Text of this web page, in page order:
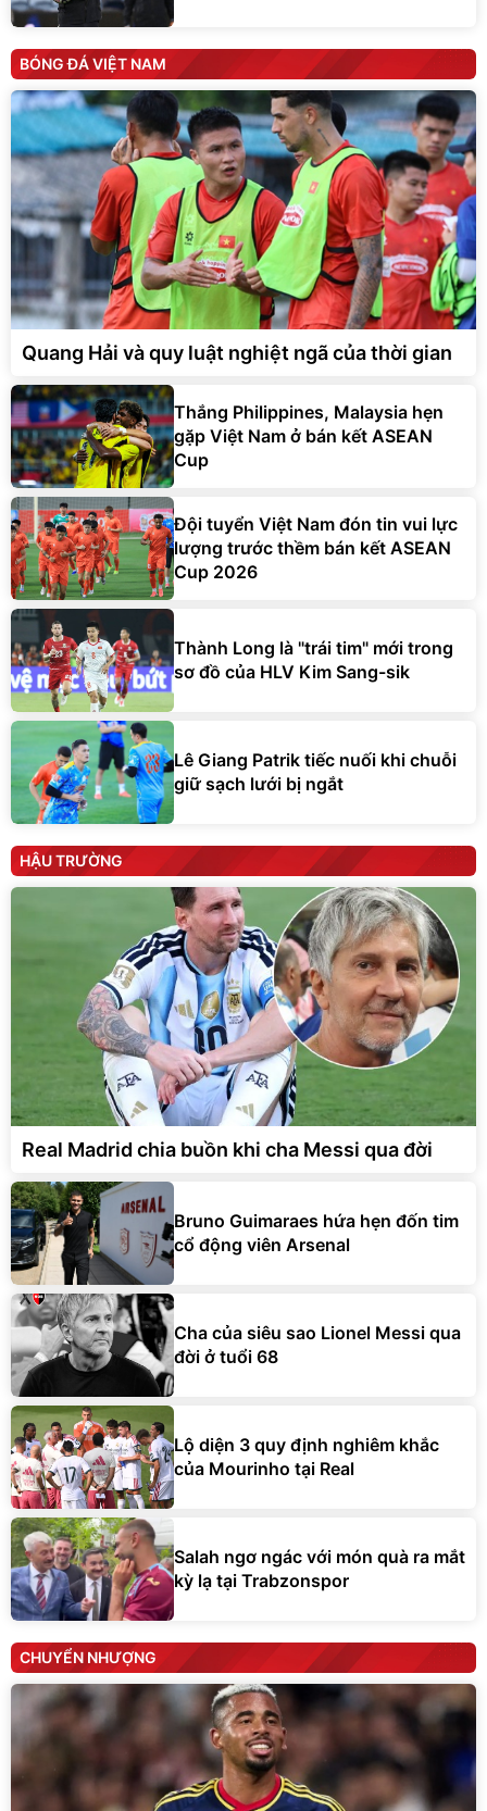
BÓNG ĐÁ VIỆT NAM
Quang Hải và quy luật nghiệt ngã của thời gian
Thắng Philippines, Malaysia hẹn
gặp Việt Nam ở bán kết ASEAN
Cup
Đội tuyển Việt Nam đón tin vui lực
lượng trước thềm bán kết ASEAN
Cup 2026
Thành Long là "trái tim" mới trong
sơ đồ của HLV Kim Sang-sik
Lê Giang Patrik tiếc nuối khi chuỗi
giữ sạch lưới bị ngắt
HẬU TRƯỜNG
Real Madrid chia buồn khi cha Messi qua đời
Bruno Guimaraes hứa hẹn đốn tim
cổ động viên Arsenal
Cha của siêu sao Lionel Messi qua
đời ở tuổi 68
Lộ diện 3 quy định nghiêm khắc
của Mourinho tại Real
Salah ngơ ngác với món quà ra mắt
kỳ lạ tại Trabzonspor
CHUYỂN NHƯỢNG